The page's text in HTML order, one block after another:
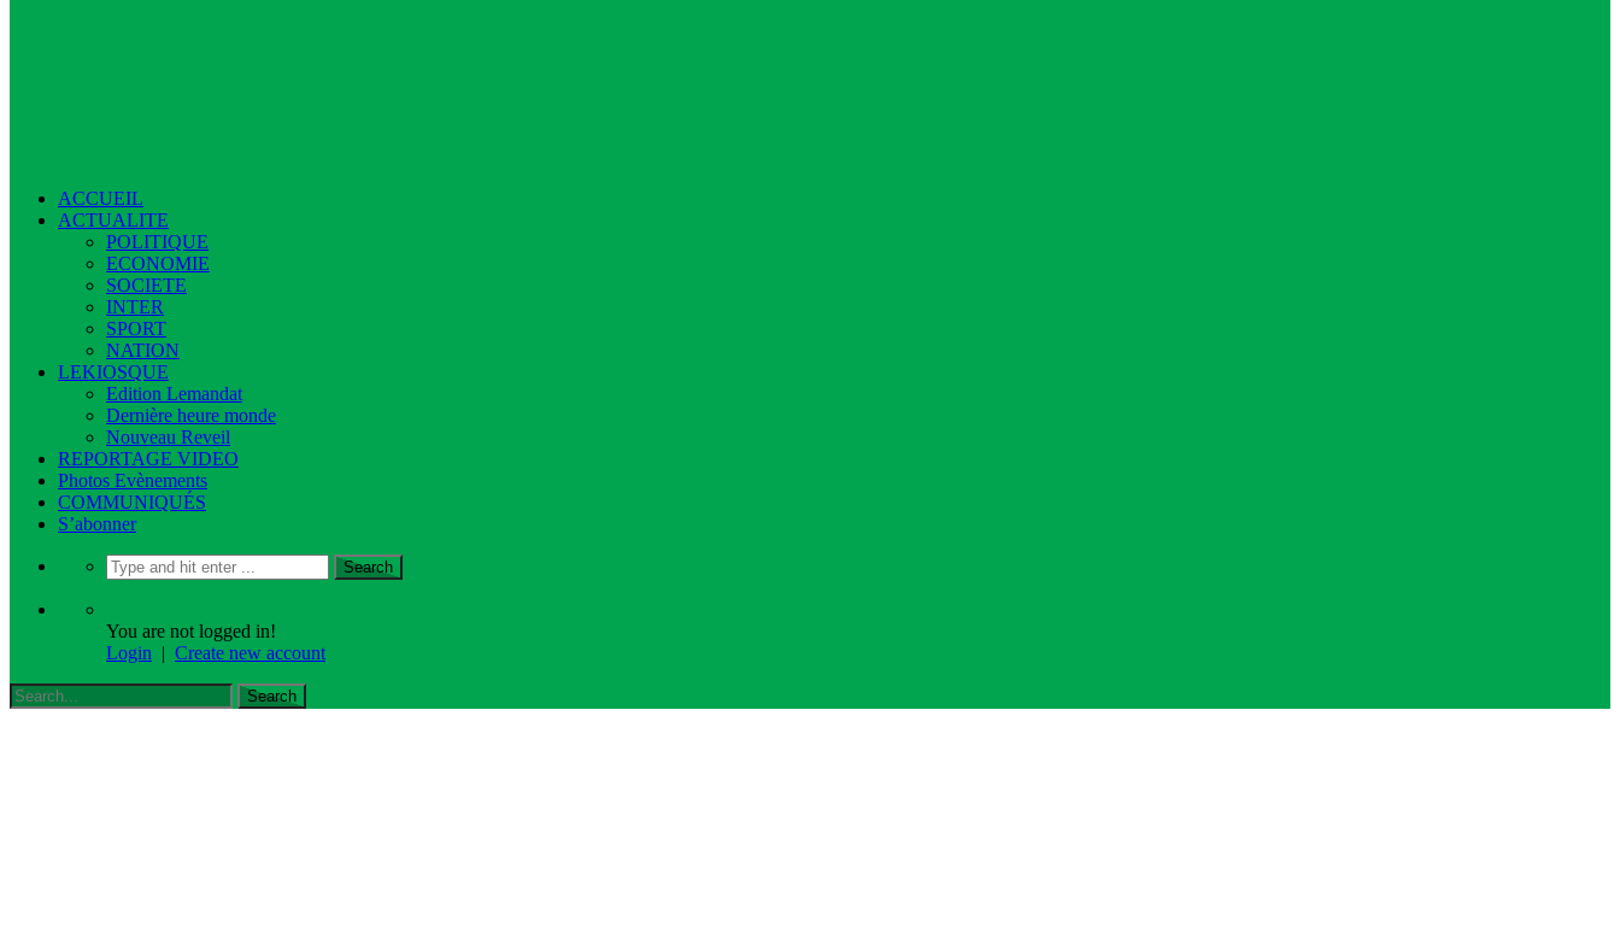
ACCUEIL
ACTUALITE
POLITIQUE
ECONOMIE
SOCIETE
INTER
SPORT
NATION
LEKIOSQUE
Edition Lemandat
Dernière heure monde
Nouveau Reveil
REPORTAGE VIDEO
Photos Evènements
COMMUNIQUÉS
S’abonner
You are not logged in!
Login | Create new account